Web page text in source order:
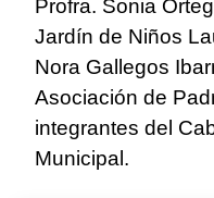
Profra. Sonia
Jardín de Niños
Nora Gallegos
Asociación de
integrantes del
Municipal.